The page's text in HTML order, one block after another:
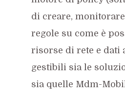
di creare,
regole su come è
risorse di rete e dati
gestibili sia le
sia quelle Mdm-